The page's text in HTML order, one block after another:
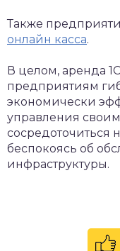
Также
онлайн касса.
В целом, аренда
предприятиям
экономически
управления
сосредоточиться
беспокоясь об
инфраструктуры.